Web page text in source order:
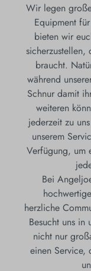
Wir legen
Equipment
bieten wir
sicherzustellen,
braucht.
während
Schnur damit
weiteren
jederzeit zu
unserem
Verfügung, um
Bei
herzliche
Besucht uns in
nicht nur
einen Service,